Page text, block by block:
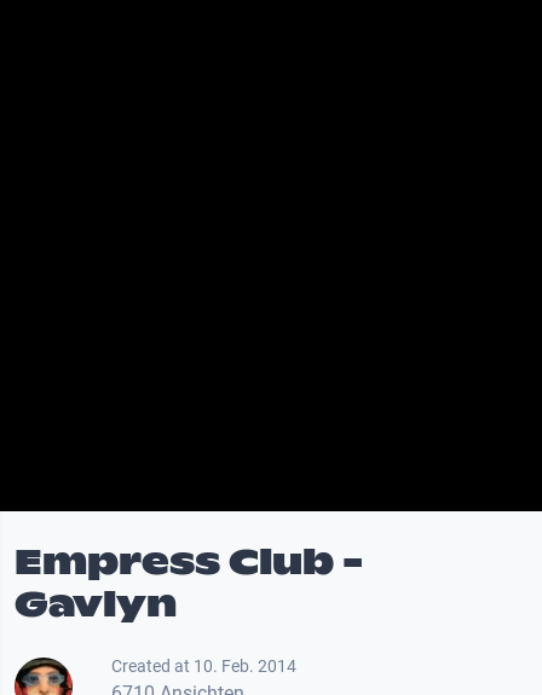
Empress Club -
Gavlyn
Created at 10. Feb. 2014